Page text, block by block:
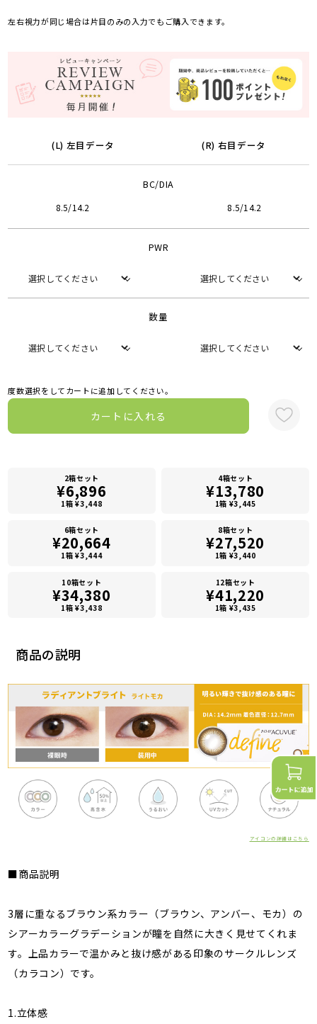
商品の説明
アイコンの詳細はこちら
■商品説明
3層に重なるブラウン系カラー（ブラウン、アンバー、モカ）の
シアーカラーグラデーションが瞳を自然に大きく見せてくれま
す。上品カラーで温かみと抜け感がある印象のサークルレンズ
（カラコン）です。
1.立体感
左右視力が同じ場合は片目のみの入力でもご購入できます。
(L) 左目データ (R) 右目データ
BC/DIA
8.5/14.2 8.5/14.2
PWR
数量
度数選択をしてカートに追加してください。
カートに入れる
2箱セット
¥6,896
1箱 ¥3,448
4箱セット
¥13,780
1箱 ¥3,445
6箱セット
¥20,664
1箱 ¥3,444
8箱セット
¥27,520
1箱 ¥3,440
10箱セット
¥34,380
1箱 ¥3,438
12箱セット
¥41,220
1箱 ¥3,435